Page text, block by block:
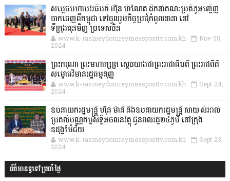
សម្តេចមហាបវរធិបតី ហ៊ុន ម៉ាណែត ដឹកនាំគណៈប្រតិភូអញ្ជើញ
ចាកចេញពីកម្ពុជា ទៅចូលរួមកិច្ចប្រជុំកំពូលនានា នៅ
ទីក្រុងគុនមិញ ប្រទេសចិន
www.k-rasmeydomreymeasposttv.com.kh Nov 05,
2024
ព្រះករុណា ព្រះមហាក្សត្រ ស្តេចយាងជាព្រះរាជាធិបតី ព្រះរាជពិធី
សម្ពោធវិមានរដ្ឋធម្មនុញ្ញ
www.k-rasmeydomreymeasposttv.com.kh Sept 24,
2024
ឧបនាយករដ្ឋមន្ដ្រី ហ៊ុន ម៉ានី និងឧបនាយករដ្ឋមន្ដ្រី សាយ សំអាល់
ប្រគល់បណ្ណកម្មសិទ្ធិអចលនវត្ថុ ជូនពលរដ្ឋ២៤ភូមិ នៅក្រុង
ឧដុង្គម៉ែជ័យ
www.k-rasmeydomreymeasposttv.com.kh Sept 23,
2024
ព័ត៌មានទូទៅប្រចាំថ្ងៃ